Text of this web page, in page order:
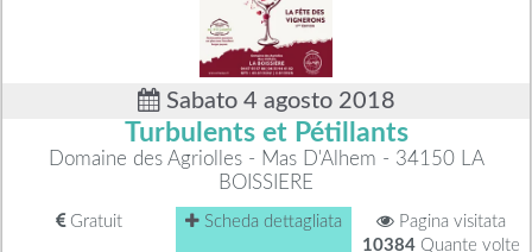
Sabato 4 agosto 2018
Turbulents et Pétillants
Domaine des Agriolles - Mas D'Alhem - 34150 LA
BOISSIERE
Gratuit Scheda dettagliata
Pagina visitata
10384Quante volte